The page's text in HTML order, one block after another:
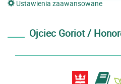
Ustawienia zaawansowane
Ojciec Goriot /